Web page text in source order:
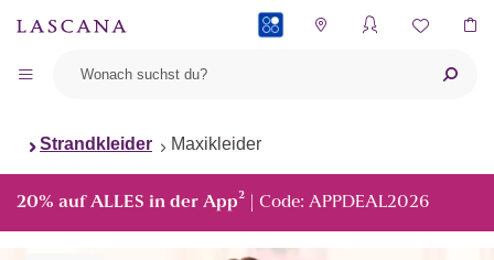
Strandkleider Maxikleider
20% auf ALLES in der App² | Code: APPDEAL2026